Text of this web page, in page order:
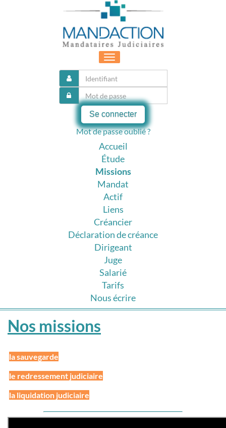
Toggle
navigation
Se connecter
Mot de passe oublié ?
Accueil
Étude
Missions
Mandat
Actif
Liens
Créancier
Déclaration de créance
Dirigeant
Juge
Salarié
Tarifs
Nous écrire
Nos missions
la sauvegarde
le redressement judiciaire
la liquidation judiciaire